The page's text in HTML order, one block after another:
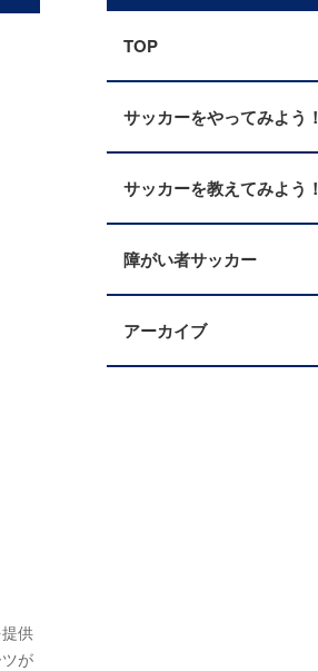
供
が
TOP
サッカーをやってみよう！
サッカーを教えてみよう！
障がい者サッカー
アーカイブ